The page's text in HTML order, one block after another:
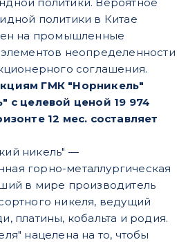
политики в Китае
на промышленные
неопределенности
соглашения.
ГМК "Норникель"
с целевой ценой 19 974
12 мес. составляет
никель" —
горно-металлургическая
в мире производитель
никеля, ведущий
платины, кобальта и родия.
нацелена на то, чтобы